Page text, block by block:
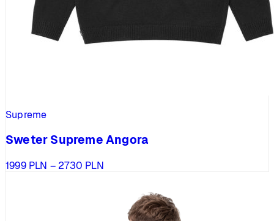
Supreme
Sweter Supreme Angora
1999 PLN – 2730 PLNZakres
1999 PLN